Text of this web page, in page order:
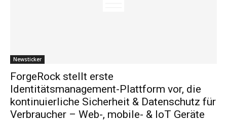
Newsticker
ForgeRock stellt erste
Identitätsmanagement-Plattform vor, die
kontinuierliche Sicherheit & Datenschutz für
Verbraucher – Web-, mobile- & IoT Geräte